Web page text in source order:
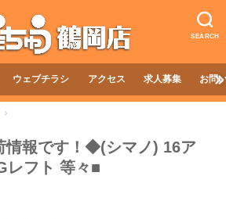
SEARCH
ウェブチラシ アクセス 求人募集 お問
情報です！◆(シマノ) 16ア
レフト 等々■